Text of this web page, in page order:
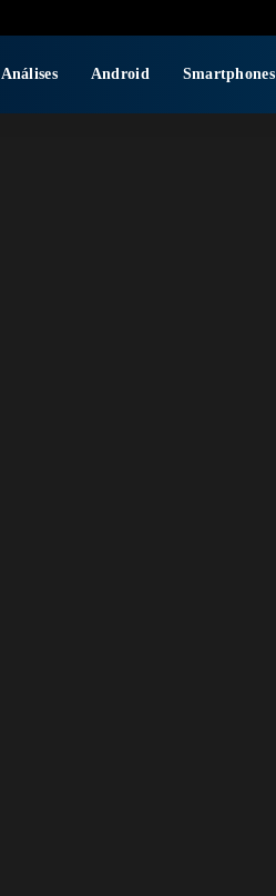
Análises Android Smartphones